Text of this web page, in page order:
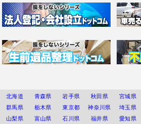
北海道 青森県 岩手県 秋田県 宮城県
群馬県
栃木県 東京都 神奈川県 埼玉県
山梨県
富山県 石川県 福井県 愛知県